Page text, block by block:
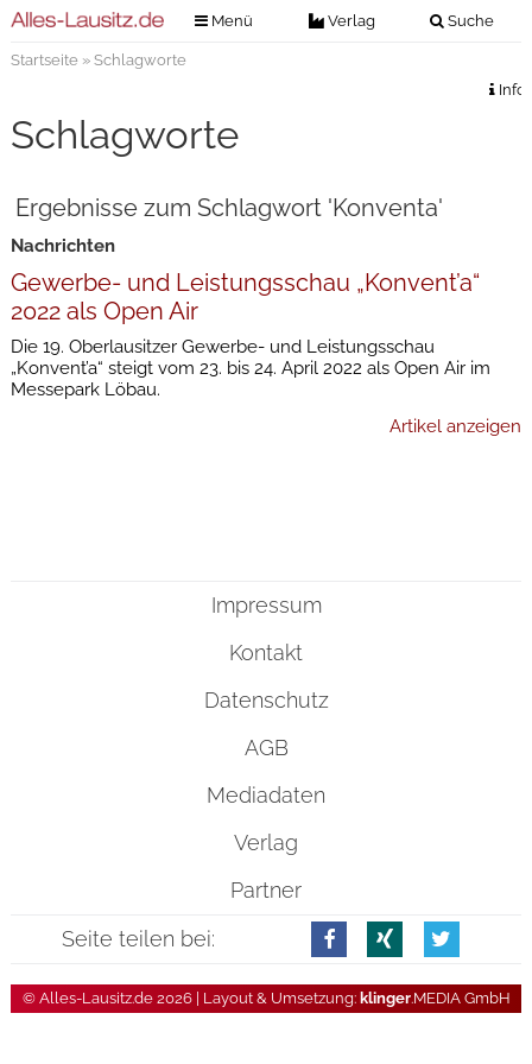
Menü Verlag Suche
Verlag
Kontakt
Anzeigenannahme
Digitale Ausgaben
Startseite» Schlagworte
Info
Schlagworte
Ergebnisse zum Schlagwort 'Konventa'
Nachrichten
Gewerbe- und Leistungsschau „Konvent’a“
2022 als Open Air
Die 19. Oberlausitzer Gewerbe- und Leistungsschau
„Konvent’a“ steigt vom 23. bis 24. April 2022 als Open Air im
Messepark Löbau.
Artikel anzeigen
Impressum
Kontakt
Datenschutz
AGB
Mediadaten
Verlag
Partner
Seite teilen bei:
© Alles-Lausitz.de 2026 | Layout & Umsetzung: klinger.MEDIA GmbH